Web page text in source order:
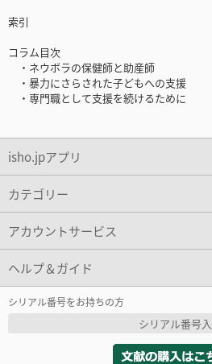
索引
コラム目次
・ネウボラの保健師と助産師
・暴力にさらされた子どもへの支援
・専門職として支援を続けるために
isho.jpアプリ
カテゴリー
アカウントサービス
ヘルプ＆ガイド
シリアル番号をお持ちの方
シリアル番号